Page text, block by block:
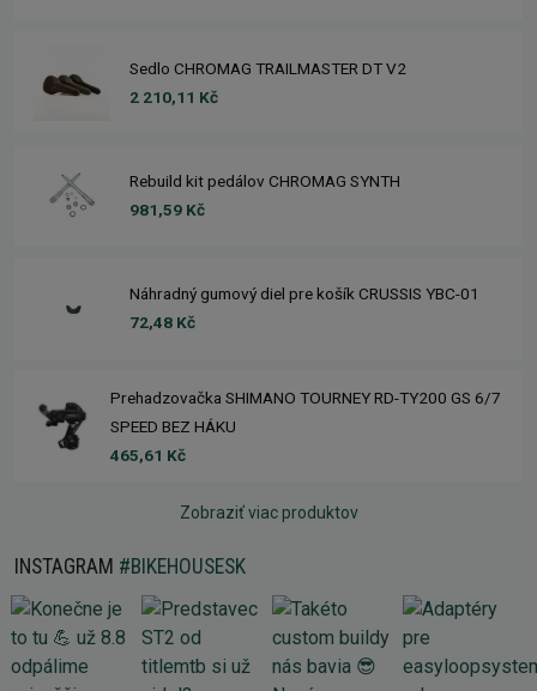
Sedlo CHROMAG TRAILMASTER DT V2
2 210,11 Kč
Rebuild kit pedálov CHROMAG SYNTH
981,59 Kč
Náhradný gumový diel pre košík CRUSSIS YBC-01
72,48 Kč
Prehadzovačka SHIMANO TOURNEY RD-TY200 GS 6/7
SPEED BEZ HÁKU
465,61 Kč
Zobraziť viac produktov
INSTAGRAM #BIKEHOUSESK